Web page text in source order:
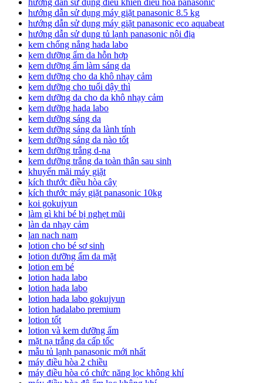
hướng dẫn sử dụng máy giặt panasonic 8.5 kg
hướng dẫn sử dụng máy giặt panasonic eco aquabeat
hướng dẫn sử dụng tủ lạnh panasonic nội địa
kem chống nắng hada labo
kem dưỡng ẩm da hỗn hợp
kem dưỡng ẩm làm sáng da
kem dưỡng cho da khô nhạy cảm
kem dưỡng cho tuổi dậy thì
kem dưỡng da cho da khô nhạy cảm
kem dưỡng hada labo
kem dưỡng sáng da
kem dưỡng sáng da lành tính
kem dưỡng sáng da nào tốt
kem dưỡng trắng d-na
kem dưỡng trắng da toàn thân sau sinh
khuyến mãi máy giặt
kích thước điều hòa cây
kích thước máy giặt panasonic 10kg
koi gokujyun
làm gì khi bé bị nghẹt mũi
làn da nhạy cảm
lan nach nam
lotion cho bé sơ sinh
lotion dưỡng ẩm da mặt
lotion em bé
lotion hada labo
lotion hada labo
lotion hada labo gokujyun
lotion hadalabo premium
lotion tốt
lotion và kem dưỡng ẩm
mặt nạ trắng da cấp tốc
mẫu tủ lạnh panasonic mới nhất
máy điều hòa 2 chiều
máy điều hòa có chức năng lọc không khí